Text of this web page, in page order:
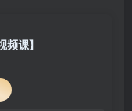
课】